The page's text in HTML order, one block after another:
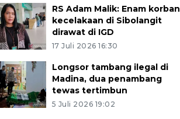
RS Adam Malik: Enam korban
kecelakaan di Sibolangit
dirawat di IGD
17 Juli 2026 16:30
Longsor tambang ilegal di
Madina, dua penambang
tewas tertimbun
5 Juli 2026 19:02